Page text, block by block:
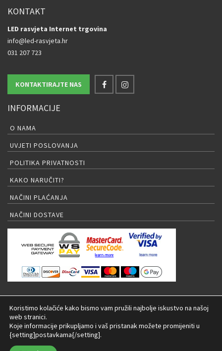
KONTAKT
LED rasvjeta Internet trgovina
info@led-rasvjeta.hr
031 207 723
KONTAKTIRAJTE NAS
INFORMACIJE
O NAMA
UVJETI POSLOVANJA
POLITIKA PRIVATNOSTI
KAKO NARUČITI?
NAČINI PLAĆANJA
NAČINI DOSTAVE
PRIJAVA NA NEWSLETTER
© 2026 LED rasvjeta Internet trgovina |
Koristimo kolačiće kako bismo vam pružili najbolje iskustvo na našoj
web stranici.
Koje informacije prikupljamo i vaš pristanak možete promijeniti u
{setting]postavkama{/setting].